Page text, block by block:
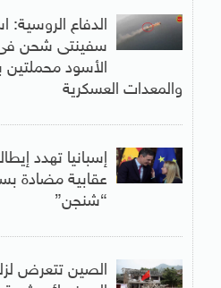
الدفاع الروسية:
سفينتى شحن فى
الأسود محملتين
والمعدات العسكرية
إسبانيا تهدد
عقابية مضادة
“شنجن”
الصين تتعرض